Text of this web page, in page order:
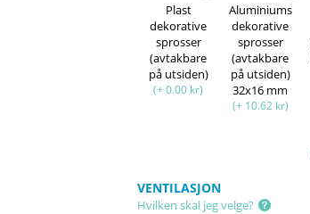
Plast
dekorative
sprosser
(avtakbare
på utsiden)
(+ 0.00 kr)
Aluminiums
dekorative
sprosser
(avtakbare
på utsiden)
32x16 mm
(+ 10.62 kr)
VENTILASJON
Hvilken skal jeg velge?